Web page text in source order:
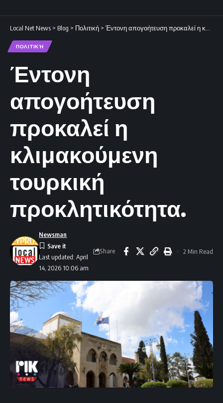
Local Net News > Blog > Πολιτική > Έντονη απογοήτευση προκαλεί η κλιμακούμενη τουρκική προκλητικότητα.
ΠΟΛΙΤΙΚΉ
Έντονη
απογοήτευση
προκαλεί η
κλιμακούμενη
τουρκική
προκλητικότητα.
Last updated: April
14, 2026 10:06 am
Newsman
Share 2 Min Read